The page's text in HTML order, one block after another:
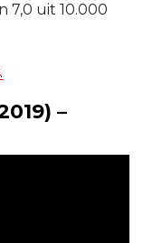
7,0 uit 10.000
–